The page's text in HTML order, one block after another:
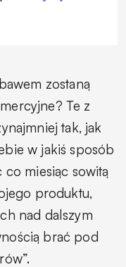
zostaną
Te z
tak, jak
w jakiś sposób
miesiąc sowitą
produktu,
nad dalszym
brać pod